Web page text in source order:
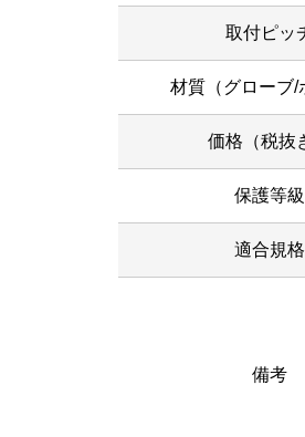
取付ピッ
材質（グローブ/
価格（税抜
保護等級
適合規格
備考